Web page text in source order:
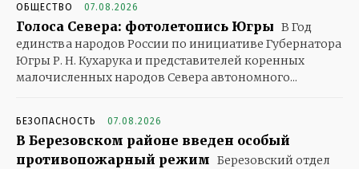
ОБЩЕСТВО 07.08.2026
Голоса Севера: фотолетопись Югры В Год
единства народов России по инициативе Губернатора
Югры Р. Н. Кухарука и представителей коренных
малочисленных народов Севера автономного...
БЕЗОПАСНОСТЬ 07.08.2026
В Березовском районе введен особый
противопожарный режим Березовский отдел